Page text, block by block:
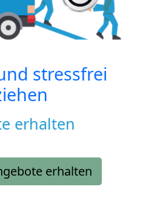
stressfrei
erhalten
erhalten